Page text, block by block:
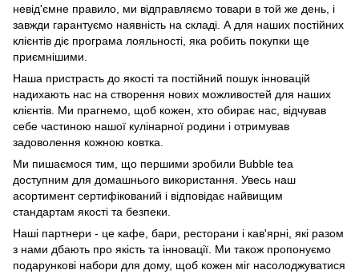
невід'ємне правило, ми відправляємо товари в той же день, і
завжди гарантуємо наявність на складі. А для наших постійних
клієнтів діє програма лояльності, яка робить покупки ще
приємнішими.
Наша пристрасть до якості та постійний пошук інновацій
надихають нас на створення нових можливостей для наших
клієнтів. Ми прагнемо, щоб кожен, хто обирає нас, відчував
себе частиною нашої кулінарної родини і отримував
задоволення кожною ковтка.
Ми пишаємося тим, що першими зробили Bubble tea
доступним для домашнього використання. Увесь наш
асортимент сертифікований і відповідає найвищим
стандартам якості та безпеки.
Наші партнери - це кафе, бари, ресторани і кав'ярні, які разом
з нами дбають про якість та інновації. Ми також пропонуємо
подарункові набори для дому, щоб кожен міг насолоджуватися